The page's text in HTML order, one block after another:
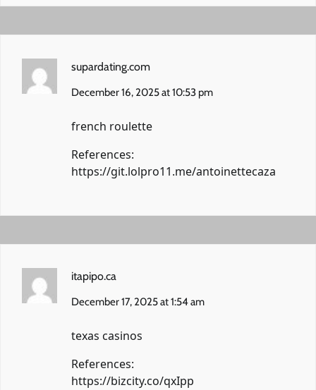
supardating.com
December 16, 2025 at 10:53 pm
french roulette
References:
https://git.lolpro11.me/antoinettecaza
itapipo.ca
December 17, 2025 at 1:54 am
texas casinos
References:
https://bizcity.co/qxIpp